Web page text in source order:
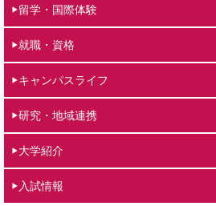
留学・国際体験
就職・資格
キャンパスライフ
研究・地域連携
大学紹介
入試情報